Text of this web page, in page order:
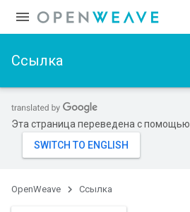
Ссылка
Эта страница переведена с помощью
OpenWeave Ссылка